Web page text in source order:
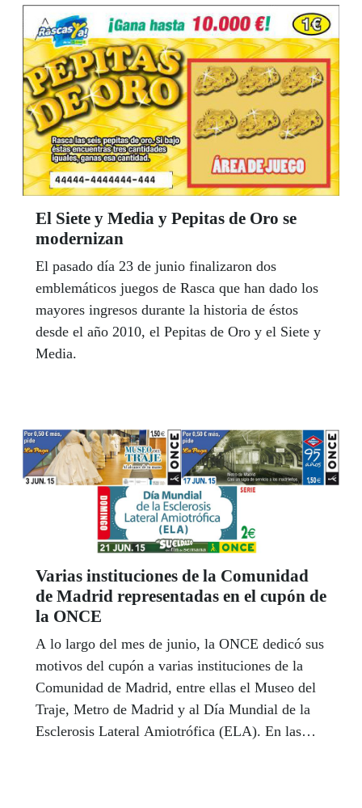
El Siete y Media y Pepitas de Oro se
modernizan
El pasado día 23 de junio finalizaron dos
emblemáticos juegos de Rasca que han dado los
mayores ingresos durante la historia de éstos
desde el año 2010, el Pepitas de Oro y el Siete y
Media.
Varias instituciones de la Comunidad
de Madrid representadas en el cupón de
la ONCE
A lo largo del mes de junio, la ONCE dedicó sus
motivos del cupón a varias instituciones de la
Comunidad de Madrid, entre ellas el Museo del
Traje, Metro de Madrid y al Día Mundial de la
Esclerosis Lateral Amiotrófica (ELA). En las